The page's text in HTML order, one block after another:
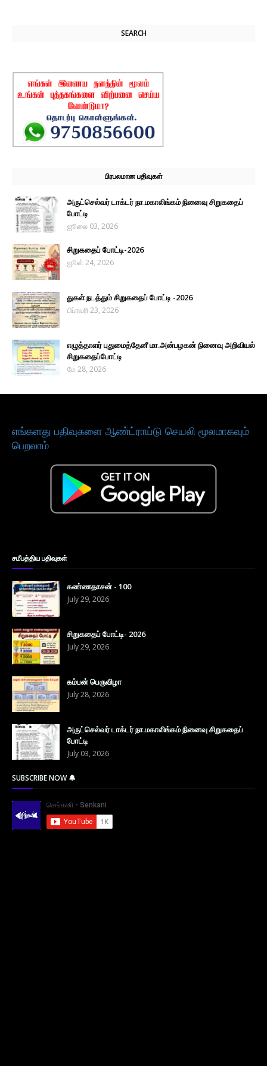
SEARCH
பிரபலமான பதிவுகள்
அருட்செல்வர் டாக்டர் நா.மகாலிங்கம் நினைவு சிறுகதைப்
போட்டி
ஜூலை 03, 2026
சிறுகதைப் போட்டி-2026
ஜூன் 24, 2026
துகள் நடத்தும் சிறுகதைப் போட்டி -2026
பிப்ரவரி 23, 2026
எழுத்தாளர் புதுமைத்தேனீ மா.அன்பழகன் நினைவு அறிவியல்
சிறுகதைப்போட்டி
மே 28, 2026
எங்களது பதிவுகளை ஆண்ட்ராய்டு செயலி மூலமாகவும்
பெறலாம்
சமீபத்திய பதிவுகள்
கண்ணதாசன் - 100
July 29, 2026
சிறுகதைப் போட்டி- 2026
July 29, 2026
கம்பன் பெருவிழா
July 28, 2026
அருட்செல்வர் டாக்டர் நா.மகாலிங்கம் நினைவு சிறுகதைப்
போட்டி
July 03, 2026
SUBSCRIBE NOW 🔔